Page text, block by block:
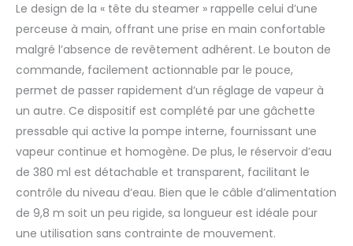
de long, ce défroisseur
vapeur offre une
flexibilité maximale et
mouvement. Le design
compact et amovible
est parfait pour un
usage domestique ou
en voyage Grande
capacité du réservoir
d'eau : équipé d'un
réservoir de 380 ml, ce
défroisseur vapeur
fournit 25 minutes de
vapeur continue et
Le design de la « tête du steamer » rappelle celui d’une
perceuse à main, offrant une prise en main confortable
malgré l’absence de revêtement adhérent. Le bouton de
commande, facilement actionnable par le pouce,
permet de passer rapidement d’un réglage de vapeur à
un autre. Ce dispositif est complété par une gâchette
pressable qui active la pompe interne, fournissant une
vapeur continue et homogène. De plus, le réservoir d’eau
de 380 ml est détachable et transparent, facilitant le
contrôle du niveau d’eau. Bien que le câble d’alimentation
de 9,8 m soit un peu rigide, sa longueur est idéale pour
une utilisation sans contrainte de mouvement.